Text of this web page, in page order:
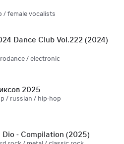
/ female vocalists
Dance Club Vol.222 (2024)
/ electronic
2025
/ russian / hip-hop
Dio - Compilation (2025)